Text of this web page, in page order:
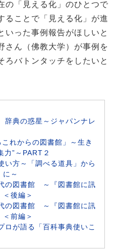
「見える化」のひとつで
ることで「見える化」が進
いった事例報告がほしいと
さん（佛教大学）が事例を
ろバトンタッチをしたいと
典の惑星～ジャパンナレ
れからの図書館」～生き
力”～PART２
方～「調べる道具」から
に～
の図書館 ～『図書館に訊
後編＞
の図書館 ～『図書館に訊
前編＞
が語る「百科事典使いこ